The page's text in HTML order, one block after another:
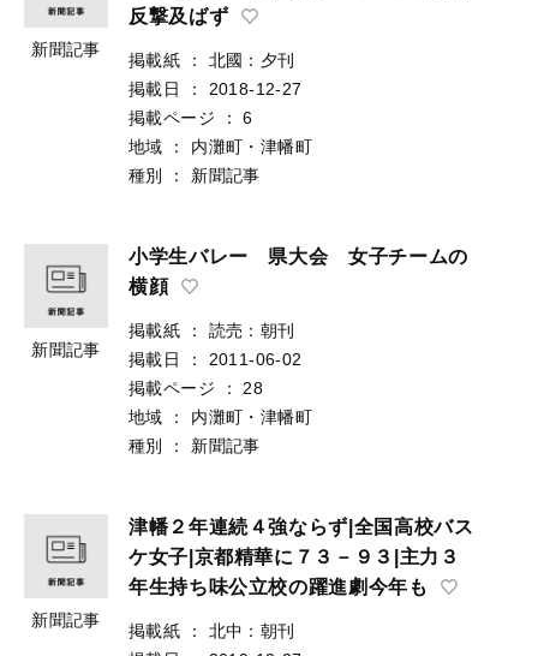
新聞記事
反撃及ばず
掲載紙 ：
北國：夕刊
掲載日
：
2018-12-27
掲載ページ
：
6
地域
：
内灘町・津幡町
種別
： 新聞記事
新聞記事
小学生バレー 県大会 女子チームの
横顔
掲載紙 ：
読売：朝刊
掲載日
：
2011-06-02
掲載ページ
：
28
地域
：
内灘町・津幡町
種別
： 新聞記事
新聞記事
津幡２年連続４強ならず|全国高校バス
ケ女子|京都精華に７３－９３|主力３
年生持ち味公立校の躍進劇今年も
掲載紙 ：
北中：朝刊